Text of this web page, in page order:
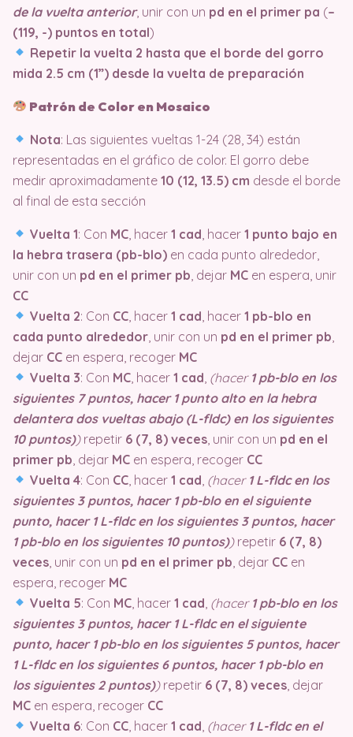
de la vuelta anterior, unir con un pd en el primer pa (–
(119, -) puntos en total)
Repetir la vuelta 2 hasta que el borde del gorro
mida 2.5 cm (1”) desde la vuelta de preparación
Patrón de Color en Mosaico
Nota: Las siguientes vueltas 1-24 (28, 34) están
representadas en el gráfico de color. El gorro debe
medir aproximadamente 10 (12, 13.5) cm desde el borde
al final de esta sección
Vuelta 1: Con MC , hacer1 cad , hacer1 punto bajo en
la hebra trasera (pb-blo) en cada punto alrededor,
unir con un pd en el primer pb , dejar MC en espera, unir
CC
Vuelta 2: Con CC , hacer1 cad , hacer1 pb-blo en
cada punto alrededor , unir con un pd en el primer pb
dejar CC en espera, recoger MC
Vuelta 3: Con MC , hacer1 cad (hacer 1 pb-blo en los
siguientes 7 puntos, hacer 1 punto alto en la hebra
delantera dos vueltas abajo (L-fldc) en los siguientes
10 puntos))repetir 6 (7, 8) veces , unir con un pd en el
primer pb , dejar MC en espera, recoger CC
Vuelta 4: Con CC , hacer1 cad (hacer 1 L-fldc en los
siguientes 3 puntos, hacer 1 pb-blo en el siguiente
punto, hacer 1 L-fldc en los siguientes 3 puntos, hacer
1 pb-blo en los siguientes 10 puntos))repetir 6 (7, 8)
veces , unir con un pd en el primer pb , dejar CC en
espera, recoger MC
Vuelta 5: Con MC , hacer1 cad (hacer 1 pb-blo en los
siguientes 3 puntos, hacer 1 L-fldc en el siguiente
punto, hacer 1 pb-blo en los siguientes 5 puntos, hacer
1 L-fldc en los siguientes 6 puntos, hacer 1 pb-blo en
los siguientes 2 puntos))repetir 6 (7, 8) veces , dejar
MC en espera, recoger CC
Vuelta 6: Con CC , hacer1 cad (hacer 1 L-fldc en el